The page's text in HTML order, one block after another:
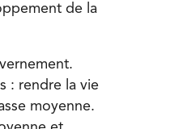
de la
: rendre la vie
moyenne.